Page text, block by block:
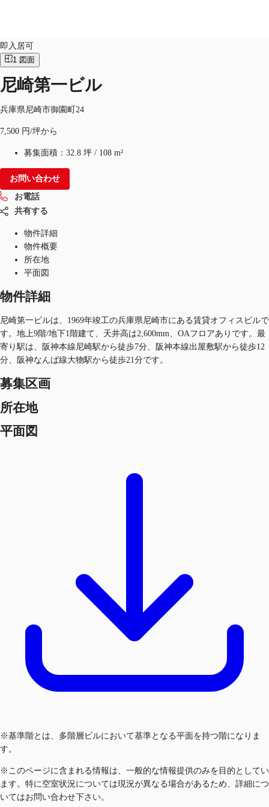
オフィス・事務所
倉庫・物流センター
地図検索
記事
仲介会社様はこちらへ
お気に入り
JP
お電話 お問合せ
即入居可
1 図面
尼崎第一ビル
兵庫県尼崎市御園町24
7,500 円/坪から
募集面積： 32.8 坪 / 108 m²
お問い合わせ
お電話
共有する
物件詳細
物件概要
所在地
平面図
物件詳細
尼崎第一ビルは、1969年竣工の兵庫県尼崎市にある賃貸オフィスビルで
す。地上9階/地下1階建て、天井高は2,600mm、OAフロアありです。最
寄り駅は、阪神本線尼崎駅から徒歩7分、阪神本線出屋敷駅から徒歩12
分、阪神なんば線大物駅から徒歩21分です。
募集区画
所在地
平面図
※基準階とは、多階層ビルにおいて基準となる平面を持つ階になりま
す。
※このページに含まれる情報は、一般的な情報提供のみを目的としてい
ます。特に空室状況については現況が異なる場合があるため、詳細につ
いてはお問い合わせ下さい。